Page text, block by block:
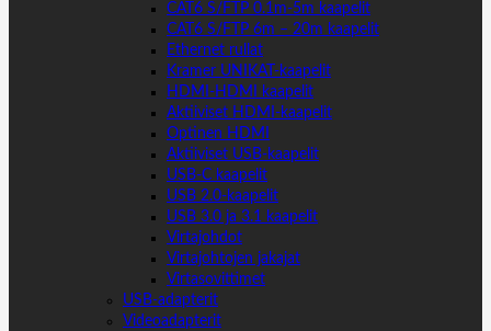
CAT6 S/FTP 0.1m-5m kaapelit
CAT6 S/FTP 6m – 20m kaapelit
Ethernet rullat
Kramer UNIKAT-kaapelit
HDMI-HDMI kaapelit
Aktiiviset HDMI-kaapelit
Optinen HDMI
Aktiiviset USB-kaapelit
USB-C kaapelit
USB 2.0-kaapelit
USB 3.0 ja 3.1 kaapelit
Virtajohdot
Virtajohtojen jakajat
Virtasovittimet
USB-adapterit
Videoadapterit